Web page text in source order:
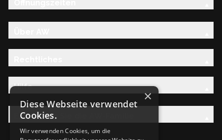
Hilfe
Entdecken Sie die AW-Familie
×
Diese Webseite verwendet
Cookies.
Wir verwenden Cookies, um die